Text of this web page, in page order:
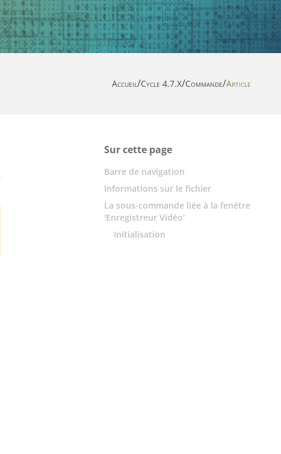
Accueil/Cycle 4.7.X/Commande/Article
Sur cette page
Barre de navigation
Informations sur le fichier
La sous-commande liée à la fenêtre
'Enregistreur Vidéo'
Initialisation